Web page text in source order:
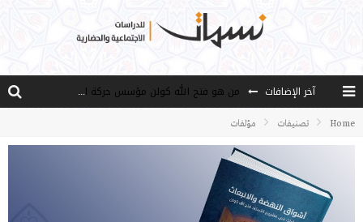
آخر الإضافات
من هو فتح الله كولن مؤسس حركة الخدمة؟
الأستاذ عالما عارفا حكيما
مصادر العلم وسببه
Home تصنيفات مؤلفات